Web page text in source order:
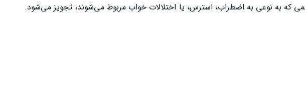
که به نوعی به اضطراب، استرس، یا اختلالات خواب مربوط می‌شوند، تجویز می‌شود.